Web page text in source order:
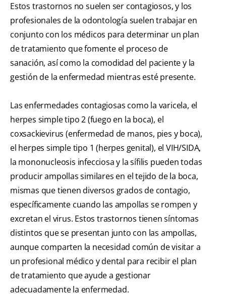
Estos trastornos no suelen ser contagiosos, y los
profesionales de la odontología suelen trabajar en
conjunto con los médicos para determinar un plan
de tratamiento que fomente el proceso de
sanación, así como la comodidad del paciente y la
gestión de la enfermedad mientras esté presente.
Las enfermedades contagiosas como la varicela, el
herpes simple tipo 2 (fuego en la boca), el
coxsackievirus (enfermedad de manos, pies y boca),
el herpes simple tipo 1 (herpes genital), el VIH/SIDA,
la mononucleosis infecciosa y la sífilis pueden todas
producir ampollas similares en el tejido de la boca,
mismas que tienen diversos grados de contagio,
específicamente cuando las ampollas se rompen y
excretan el virus. Estos trastornos tienen síntomas
distintos que se presentan junto con las ampollas,
aunque comparten la necesidad común de visitar a
un profesional médico y dental para recibir el plan
de tratamiento que ayude a gestionar
adecuadamente la enfermedad.